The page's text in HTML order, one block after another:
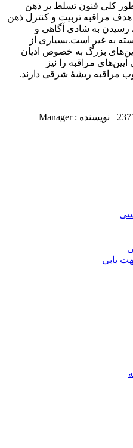
طور کلی فنون تسلط بر ذهن
مراقبه تربیت و کنترل ذهن
رسیدن به شادی آگاهی و
به غیر است.بسیاری از
دین‌های بزرگ به خصوص ادیان
مراقبه را نیز
مراقبه ریشهٔ شرقی دارند.
نویسنده : Manager
یابی